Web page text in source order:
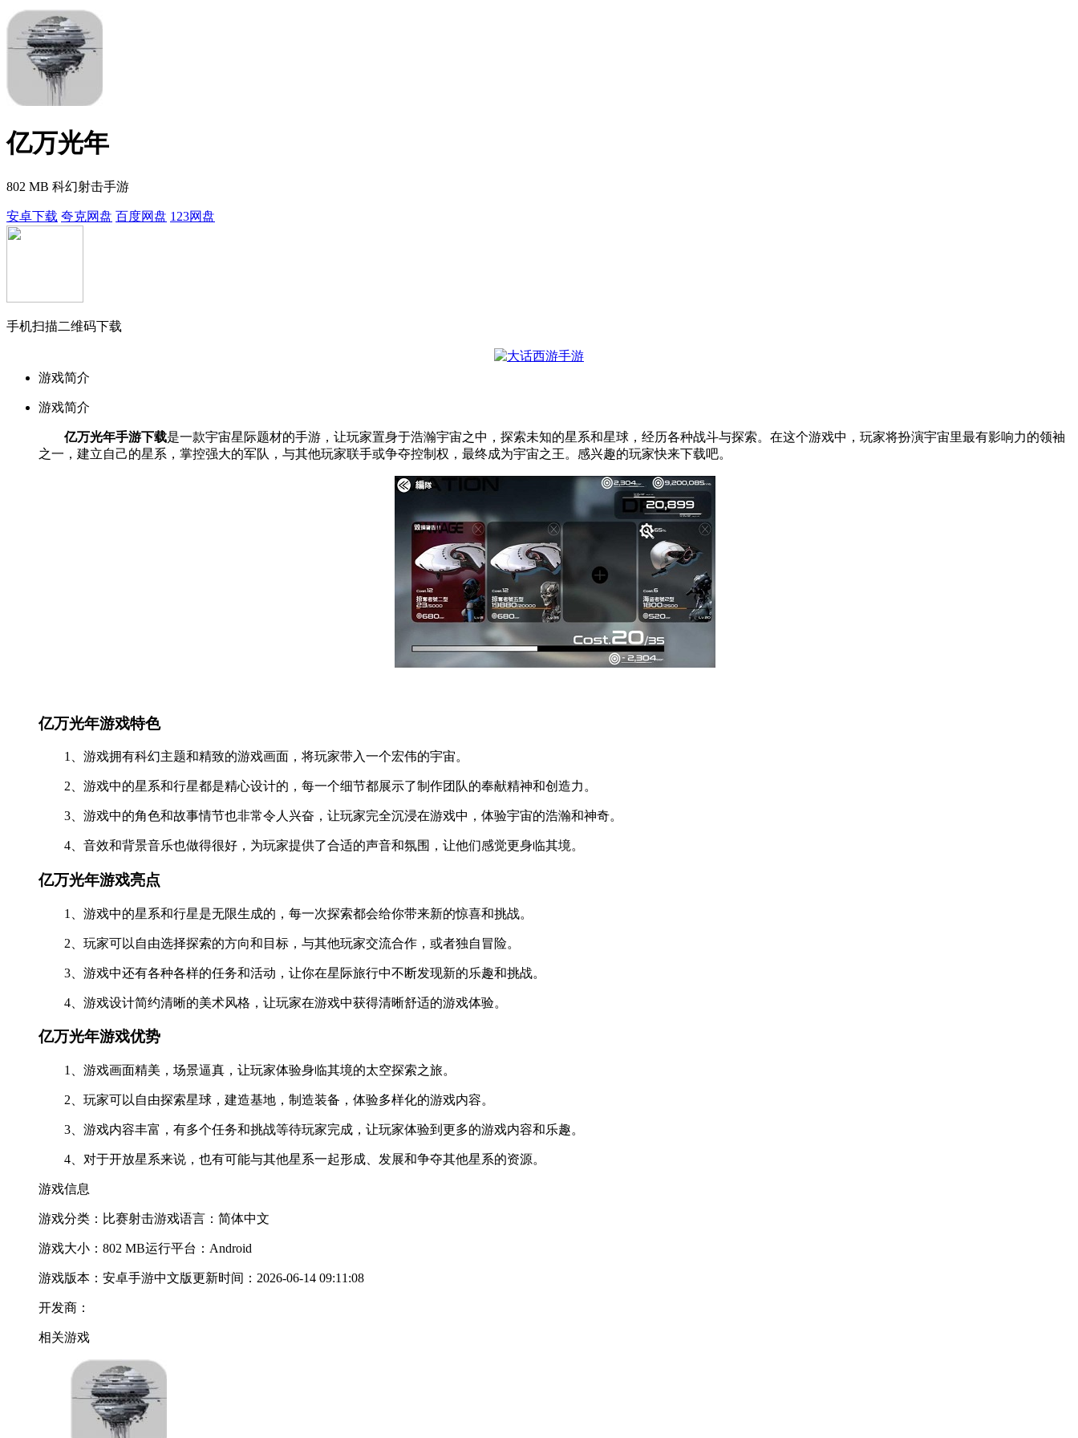
亿万光年
802 MB 科幻射击手游
安卓下载 夸克网盘 百度网盘 123网盘
手机扫描二维码下载
游戏简介
游戏简介
亿万光年手游下载是一款宇宙星际题材的手游，让玩家置身于浩瀚宇宙之中，探索未知的星系和星球，经历各种战斗与探索。在这个游戏中，玩家将扮演宇宙里最有影响力的领袖
之一，建立自己的星系，掌控强大的军队，与其他玩家联手或争夺控制权，最终成为宇宙之王。感兴趣的玩家快来下载吧。
亿万光年游戏特色
1、游戏拥有科幻主题和精致的游戏画面，将玩家带入一个宏伟的宇宙。
2、游戏中的星系和行星都是精心设计的，每一个细节都展示了制作团队的奉献精神和创造力。
3、游戏中的角色和故事情节也非常令人兴奋，让玩家完全沉浸在游戏中，体验宇宙的浩瀚和神奇。
4、音效和背景音乐也做得很好，为玩家提供了合适的声音和氛围，让他们感觉更身临其境。
亿万光年游戏亮点
1、游戏中的星系和行星是无限生成的，每一次探索都会给你带来新的惊喜和挑战。
2、玩家可以自由选择探索的方向和目标，与其他玩家交流合作，或者独自冒险。
3、游戏中还有各种各样的任务和活动，让你在星际旅行中不断发现新的乐趣和挑战。
4、游戏设计简约清晰的美术风格，让玩家在游戏中获得清晰舒适的游戏体验。
亿万光年游戏优势
1、游戏画面精美，场景逼真，让玩家体验身临其境的太空探索之旅。
2、玩家可以自由探索星球，建造基地，制造装备，体验多样化的游戏内容。
3、游戏内容丰富，有多个任务和挑战等待玩家完成，让玩家体验到更多的游戏内容和乐趣。
4、对于开放星系来说，也有可能与其他星系一起形成、发展和争夺其他星系的资源。
游戏信息
游戏分类：比赛射击游戏语言：简体中文
游戏大小：802 MB运行平台：Android
游戏版本：安卓手游中文版更新时间：2026-06-14 09:11:08
开发商：
相关游戏